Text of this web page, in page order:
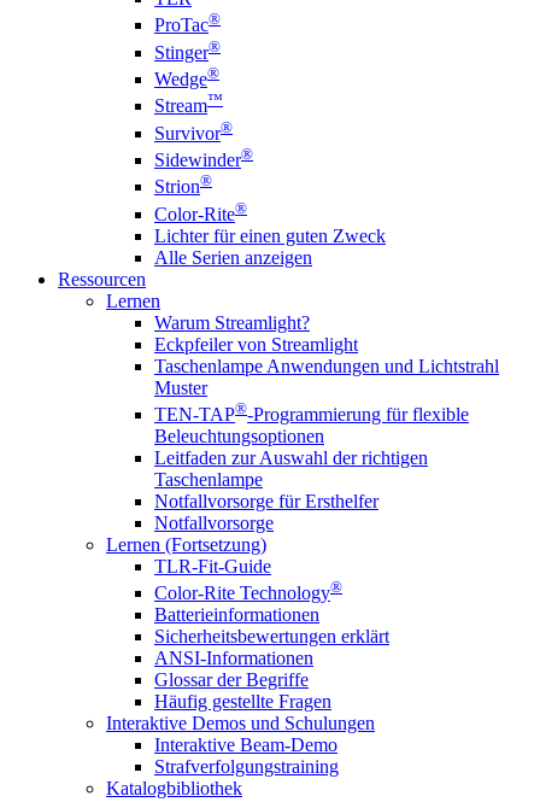
ProTac®
Stinger®
Wedge®
Stream™
Survivor®
Sidewinder®
Strion®
Color-Rite®
Lichter für einen guten Zweck
Alle Serien anzeigen
Ressourcen
Lernen
Warum Streamlight?
Eckpfeiler von Streamlight
Taschenlampe Anwendungen und Lichtstrahl
Muster
TEN-TAP®-Programmierung für flexible
Beleuchtungsoptionen
Leitfaden zur Auswahl der richtigen
Taschenlampe
Notfallvorsorge für Ersthelfer
Notfallvorsorge
Lernen (Fortsetzung)
TLR-Fit-Guide
Color-Rite Technology®
Batterieinformationen
Sicherheitsbewertungen erklärt
ANSI-Informationen
Glossar der Begriffe
Häufig gestellte Fragen
Interaktive Demos und Schulungen
Interaktive Beam-Demo
Strafverfolgungstraining
Katalogbibliothek